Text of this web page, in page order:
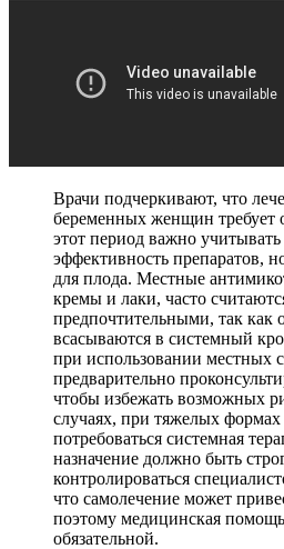
Врачи подчеркивают, что
беременных женщин требует
этот период важно учитывать
эффективность препаратов,
для плода. Местные
кремы и лаки, часто
предпочтительными, так как
всасываются в системный
при использовании местных
предварительно
чтобы избежать возможных
случаях, при тяжелых
потребоваться системная
назначение должно быть
контролироваться
что самолечение может
поэтому медицинская помощь
обязательной.